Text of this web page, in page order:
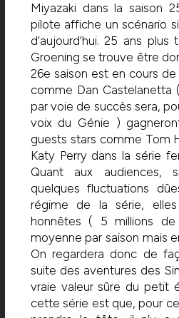
Miyazaki dans la saison
pilote affiche un scénario
d’aujourd’hui. 25 ans
Groening se trouve être
26e saison est en cours
comme Dan Castelanetta
par voie de succès sera,
voix du Génie )
guests stars comme Tom
Katy Perry dans la série
Quant aux audiences,
quelques fluctuations
régime de la série,
honnêtes ( 5 millions de
moyenne par saison mais
On regardera donc de
suite des aventures des
vraie valeur sûre du petit
cette série est que, pour